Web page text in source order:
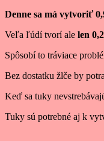
Denne sa má vytvoriť
Veľa ľúdí tvorí ale len
Spôsobí to tráviace
Bez dostatku žlče by
Keď sa tuky
Tuky sú potrebné aj k